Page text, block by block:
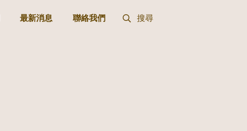
最新消息 聯絡我們 搜尋